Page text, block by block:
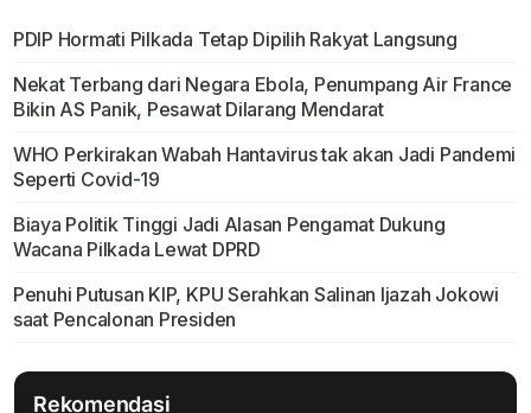
PDIP Hormati Pilkada Tetap Dipilih Rakyat Langsung
Nekat Terbang dari Negara Ebola, Penumpang Air France
Bikin AS Panik, Pesawat Dilarang Mendarat
WHO Perkirakan Wabah Hantavirus tak akan Jadi Pandemi
Seperti Covid-19
Biaya Politik Tinggi Jadi Alasan Pengamat Dukung
Wacana Pilkada Lewat DPRD
Penuhi Putusan KIP, KPU Serahkan Salinan Ijazah Jokowi
saat Pencalonan Presiden
Rekomendasi